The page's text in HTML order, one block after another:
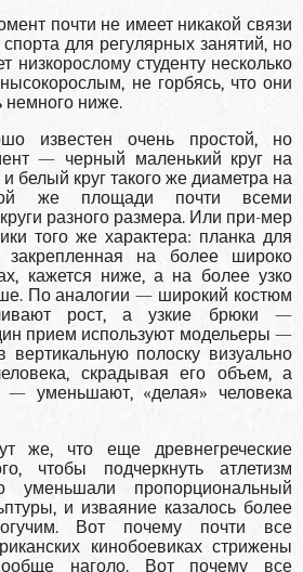
почти не имеет никакой связи
для регулярных занятий, но
низкорослому студенту несколько
не горбясь, что они
немного ниже.
известен очень простой, но
— черный маленький круг на
белый круг такого же диаметра на
же площади почти всеми
разного размера. Или при-мер
того же характера: планка для
на более широко
кажется ниже, а на более узко
По аналогии — широкий костюм
рост, а узкие брюки —
прием используют модельеры —
полоску визуально
скрадывая его объем, а
— уменьшают, «делая» человека
же, что еще древнегреческие
чтобы подчеркнуть атлетизм
уменьшали пропорциональный
и изваяние казалось более
Вот почему почти все
кинобоевиках стрижены
наголо. Вот почему все